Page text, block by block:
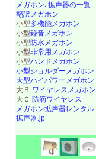
メガホン､拡声器の一覧
翻訳メガホン
小型多機能メガホン
小型録音メガホン
小型防水メガホン
小型非常用メガホン
小型ハンドメガホン
小型ショルダーメガホン
大型ハイパワーメガホン
大Ｂ ワイヤレスメガホン
大Ｃ 防滴ワイヤレス
メガホン拡声器レンタル
拡声器.jp